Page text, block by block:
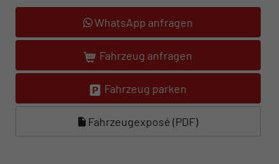
WhatsApp anfragen
Fahrzeug anfragen
Fahrzeug parken
Fahrzeugexposé (PDF)